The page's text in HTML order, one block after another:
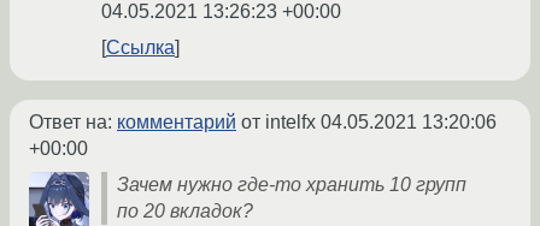
04.05.2021 13:26:23 +00:00
Ссылка
Ответ на: комментарий от intelfx 04.05.2021 13:20:06
+00:00
Зачем нужно где-то хранить 10 групп
по 20 вкладок?